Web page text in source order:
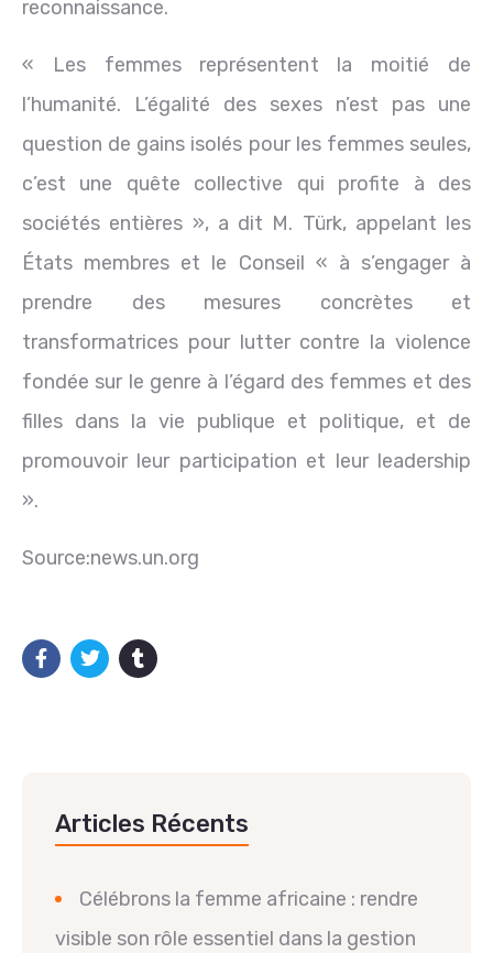
reconnaissance.
« Les femmes représentent la moitié de
l’humanité. L’égalité des sexes n’est pas une
question de gains isolés pour les femmes seules,
c’est une quête collective qui profite à des
sociétés entières », a dit M. Türk, appelant les
États membres et le Conseil « à s’engager à
prendre des mesures concrètes et
transformatrices pour lutter contre la violence
fondée sur le genre à l’égard des femmes et des
filles dans la vie publique et politique, et de
promouvoir leur participation et leur leadership
».
Source:news.un.org
Articles Récents
Célébrons la femme africaine : rendre
visible son rôle essentiel dans la gestion